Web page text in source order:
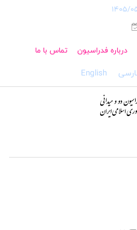
1405/
درباره فدراسیون تماس با ما
English